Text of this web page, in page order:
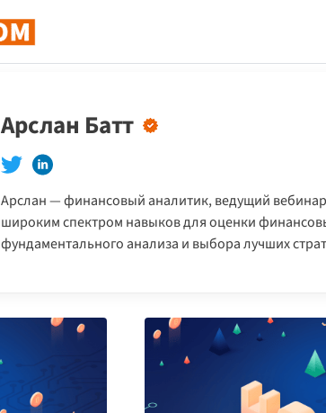
Арслан Батт
Арслан — финансовый аналитик, ведущий
широким спектром навыков для оценки
фундаментального анализа и выбора лучших